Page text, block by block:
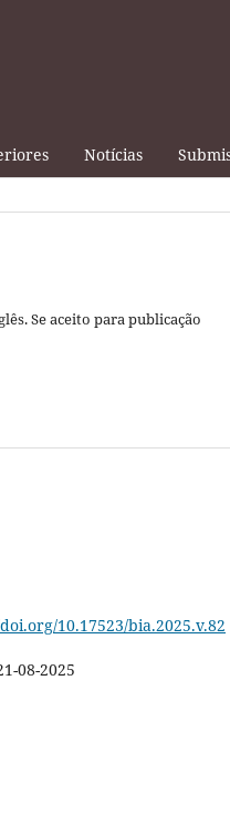
Notícias
Se aceito para publicação
10.17523/bia.2025.v.82
08-2025